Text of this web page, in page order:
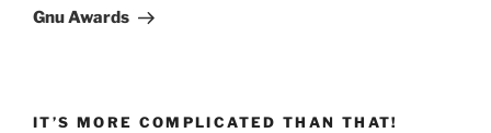
successivo
Gnu Awards
IT’S MORE COMPLICATED THAN THAT!